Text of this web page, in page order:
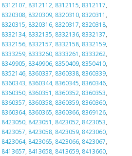
8312107, 8312112, 8312115, 8312117,
8320308, 8320309, 8320310, 8320311 ,
8320315, 8320316, 8320317, 8320318,
8332134, 8332135, 8332136, 8332137,
8332156, 8332157, 8332158, 8332159,
8333259, 8333260, 8333261 , 8333262,
8349905, 8349906, 8350409, 8350410,
8352146, 8360337, 8360338, 8360339,
8360343, 8360344, 8360345, 8360346,
8360350, 8360351 , 8360352, 8360353,
8360357, 8360358, 8360359, 8360360,
8360364, 8360365, 8360366, 8369126,
8423050, 8423051 , 8423052, 8423053,
8423057, 8423058, 8423059, 8423060,
8423064, 8423065, 8423066, 8423067,
8413657, 8413658, 8413659, 8413660,